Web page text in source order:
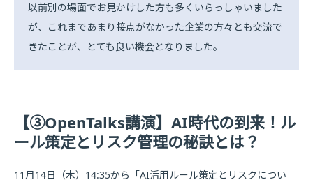
以前別の場面でお見かけした方も多くいらっしゃいました
が、これまであまり接点がなかった企業の方々とも交流で
きたことが、とても良い機会となりました。
【③OpenTalks講演】AI時代の到来！ル
ール策定とリスク管理の秘訣とは？
11月14日（木）14:35から「AI活用ルール策定とリスクについ